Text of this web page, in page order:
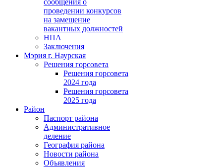
сообщения о
проведении конкурсов
на замещение
вакантных должностей
НПА
Заключения
Мэрия г. Наурская
Решения горсовета
Решения горсовета
2024 года
Решения горсовета
2025 года
Район
Паспорт района
Административное
деление
География района
Новости района
Объявления